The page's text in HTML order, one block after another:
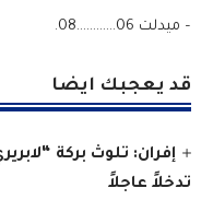
– ميدلت 06…………08.
قد يعجبك ايضا
إفران: تلوث بركة
تدخلاً عاجلاً